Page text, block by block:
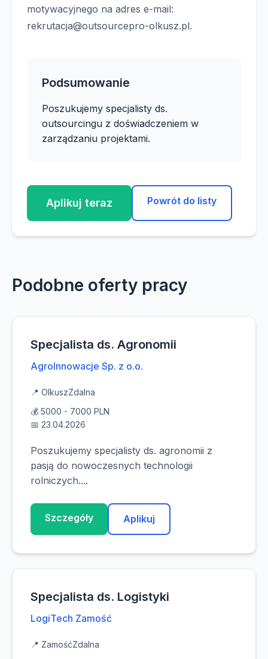
motywacyjnego na adres e-mail:
rekrutacja@outsourcepro-olkusz.pl.
Podsumowanie
Poszukujemy specjalisty ds.
outsourcingu z doświadczeniem w
zarządzaniu projektami.
Aplikuj teraz Powrót do listy
Podobne oferty pracy
Specjalista ds. Agronomii
AgroInnowacje Sp. z o.o.
📍 OlkuszZdalna
💰 5000 - 7000 PLN
📅 23.04.2026
Poszukujemy specjalisty ds. agronomii z
pasją do nowoczesnych technologii
rolniczych....
Szczegóły Aplikuj
Specjalista ds. Logistyki
LogiTech Zamość
📍 ZamośćZdalna